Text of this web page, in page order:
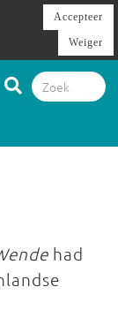
had
Accepteer
Weiger